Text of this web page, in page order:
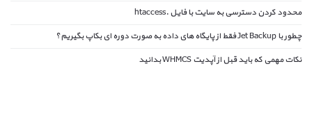
محدود کردن دسترسی به سایت با فایل .htaccess
چطور با Jet Backup فقط از پایگاه های داده به صورت دوره ای بکاپ بگیریم؟
نکات مهمی که باید قبل از آپدیت WHMCS بدانید